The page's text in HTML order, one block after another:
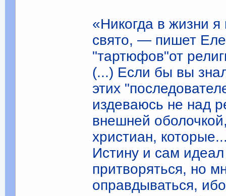
«Никогда в жизни
свято, — пишет
"тартюфов"от
(...) Если бы вы
этих
издеваюсь не над
внешней
христиан,
Истину и сам
притворяться, но
оправдываться,